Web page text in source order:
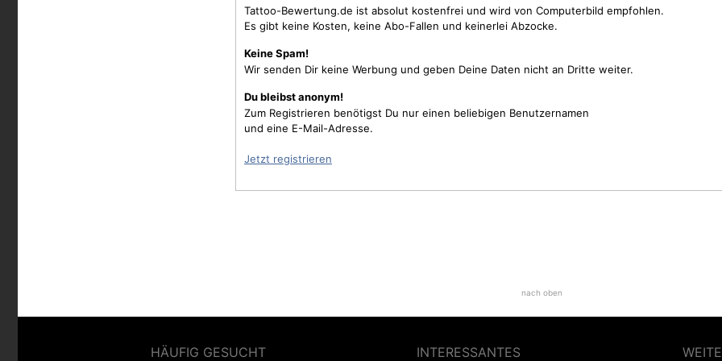
Tattoo-Bewertung.de ist absolut kostenfrei und wird von Computerbild empfohlen.
Es gibt keine Kosten, keine Abo-Fallen und keinerlei Abzocke.
Keine Spam!
Wir senden Dir keine Werbung und geben Deine Daten nicht an Dritte weiter.
Du bleibst anonym!
Zum Registrieren benötigst Du nur einen beliebigen Benutzernamen
und eine E-Mail-Adresse.
Jetzt registrieren
nach oben
HÄUFIG GESUCHT INTERESSANTES